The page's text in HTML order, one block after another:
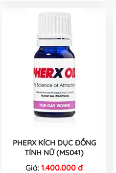
PHERX KÍCH DỤC ĐỒNG
TÍNH NỮ (MS041)
Giá: 1.400.000 đ